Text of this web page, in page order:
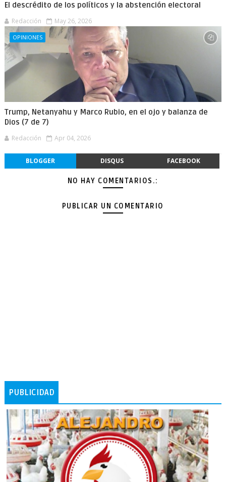
El descrédito de los políticos y la abstención electoral
Redacción May 26, 2026
OPINIONES
Trump, Netanyahu y Marco Rubio, en el ojo y balanza de
Dios (7 de 7)
Redacción Apr 04, 2026
BLOGGER DISQUS FACEBOOK
NO HAY COMENTARIOS.:
PUBLICAR UN COMENTARIO
PUBLICIDAD